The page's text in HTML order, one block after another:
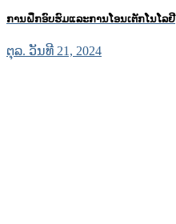
ການຝຶກອົບຮົມແລະການໂອນເຕັກໂນໂລຢີ
ຕຸລ. ວັນທີ 21, 2024